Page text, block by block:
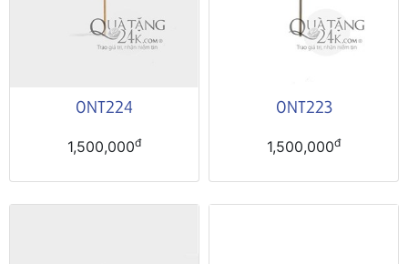
ONT224
1,500,000đ
ONT223
1,500,000đ